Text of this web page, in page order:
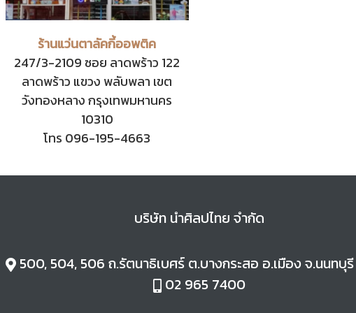
ร้านแว่นตาลัคกี้ออพติค
247/3-2109 ซอย ลาดพร้าว 122
ลาดพร้าว แขวง พลับพลา เขต
วังทองหลาง กรุงเทพมหานคร
10310
โทร 096-195-4663
บริษัท นำศิลปไทย จำกัด
500, 504, 506 ถ.รัตนาธิเบศร์ ต.บางกระสอ อ.เมือง จ.นนทบุ
02 965 7400